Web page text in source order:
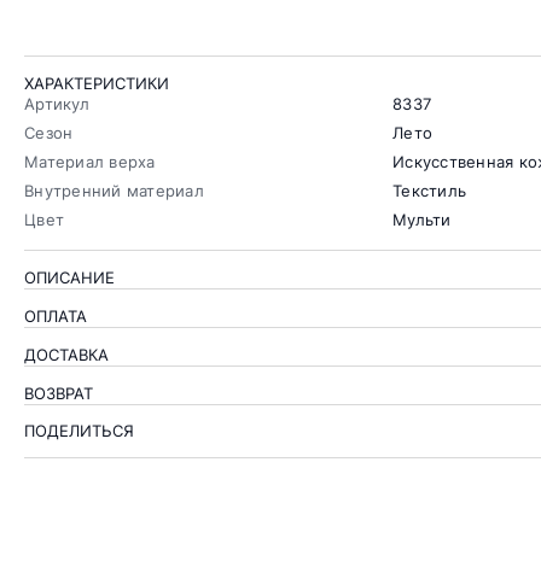
ХАРАКТЕРИСТИКИ
Артикул
8337
Сезон
Лето
Материал верха
Искусственная
Внутренний материал
Текстиль
Цвет
Мульти
ОПИСАНИЕ
ОПЛАТА
ДОСТАВКА
ВОЗВРАТ
ПОДЕЛИТЬСЯ